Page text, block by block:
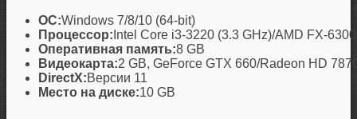
ОС:Windows 7/8/10 (64-bit)
Процессор: Intel Core i3-3220 (3.3 GHz)/AMD FX-
Оперативная память:8 GB
Видеокарта:2 GB, GeForce GTX 660/Radeon HD
DirectX:Версии 11
Место на диске:10 GB